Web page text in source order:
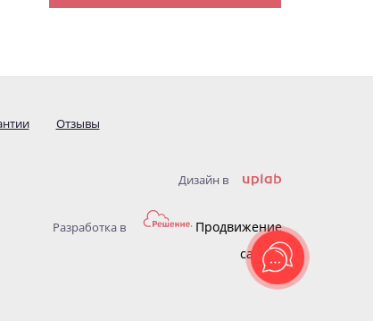
Отзывы
Дизайн в
Разработка в
Продвижение
сайтов